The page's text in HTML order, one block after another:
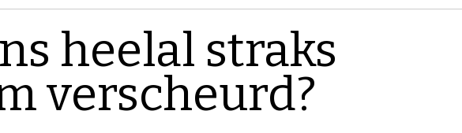
heelal straks
verscheurd?